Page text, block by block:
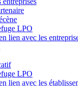
LPO
lien avec les
LPO
lien avec les